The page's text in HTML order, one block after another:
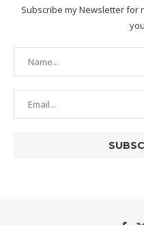
Subscribe my Newsletter for